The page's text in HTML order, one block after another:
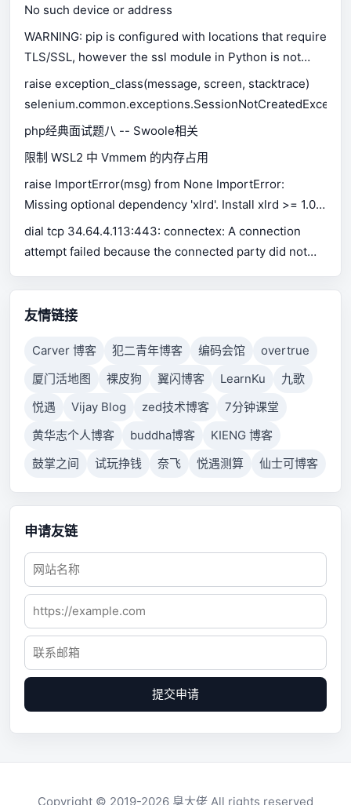
No such device or address
WARNING: pip is configured with locations that require
TLS/SSL, however the ssl module in Python is not
available.
raise exception_class(message, screen, stacktrace)
php经典面试题八 -- Swoole相关
限制 WSL2 中 Vmmem 的内存占用
raise ImportError(msg) from None ImportError:
Missing optional dependency 'xlrd'. Install xlrd >= 1.0.0
for Excel support Use pip or conda to install xlrd.
dial tcp 34.64.4.113:443: connectex: A connection
attempt failed because the connected party did not
connection failed because connected host has failed
to respond.
友情链接
Carver 博客 犯二青年博客 编码会馆
overtrue
厦门活地图
裸皮狗 翼闪博客 LearnKu
九歌
悦遇
Vijay Blog zed技术博客
7分钟课堂
黄华志个人博客
buddha博客
KIENG 博客
鼓掌之间
试玩挣钱 奈飞 悦遇测算 仙士可博客
申请友链
提交申请
Copyright © 2019-2026 臭大佬 All rights reserved